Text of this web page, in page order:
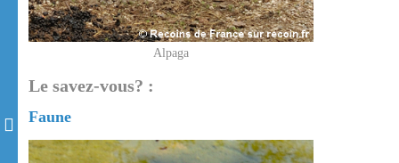
Alpaga
Le savez-vous? :
Faune